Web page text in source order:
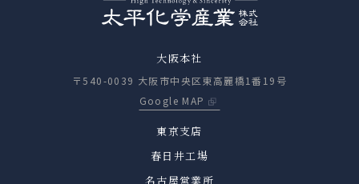
大阪本社
〒540-0039 大阪市中央区東高麗橋1番19号
Google MAP
東京支店
春日井工場
名古屋営業所